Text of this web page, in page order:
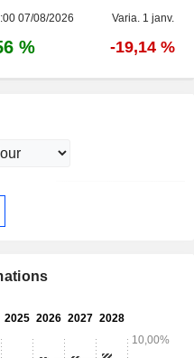
07/08/2026 Varia. 1 janv.
% -19,14 %